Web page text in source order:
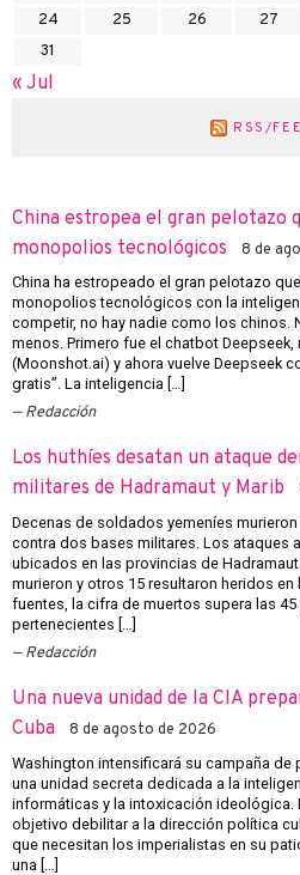
24
25 26 27
31
« Jul
RSS/
China estropea el gran pelotazo
monopolios tecnológicos
8 de
China ha estropeado el gran pelotazo
monopolios tecnológicos con la
competir, no hay nadie como los chinos.
menos. Primero fue el chatbot
(Moonshot.ai) y ahora vuelve Deepseek
gratis”. La inteligencia […]
Redacción
Los huthíes desatan un ataque
militares de Hadramaut y Marib
Decenas de soldados yemeníes
contra dos bases militares. Los ataques
ubicados en las provincias de
murieron y otros 15 resultaron heridos en
fuentes, la cifra de muertos supera las
pertenecientes […]
Redacción
Una nueva unidad de la CIA
Cuba
8 de agosto de 2026
Washington intensificará su campaña de
una unidad secreta dedicada a la
informáticas y la intoxicación ideológica.
objetivo debilitar a la dirección política
que necesitan los imperialistas en su
una […]